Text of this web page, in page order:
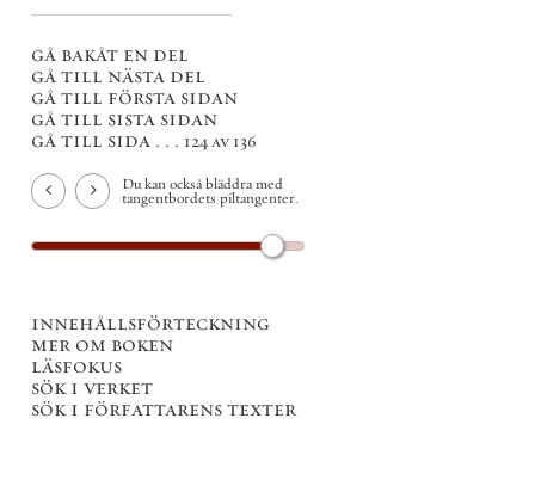
gå bakåt en del
gå till nästa del
gå till första sidan
gå till sista sidan
gå till sida . . . 124 av 136
Du kan också bläddra med
tangentbordets piltangenter.
innehållsförteckning
mer om boken
läsfokus
sök i verket
sök i författarens texter